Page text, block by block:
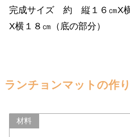
完成サイズ 約 縦１６㎝X横
X横１８㎝（底の部分）
ランチョンマットの作
材料